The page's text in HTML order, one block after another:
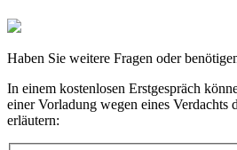
Haben Sie weitere Fragen oder
In einem kostenlosen Erstgespräch
einer Vorladung wegen eines Verdachts
erläutern: